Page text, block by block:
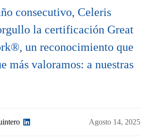
consecutivo, Celeris
la certificación Great
un reconocimiento que
más valoramos: a nuestras
Agosto 14, 2025